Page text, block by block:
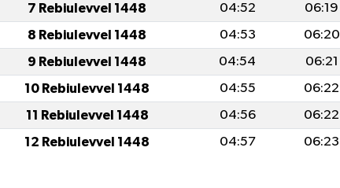
7 Rebiulevvel 1448 04:52 06:19
8 Rebiulevvel 1448 04:53 06:20
9 Rebiulevvel 1448 04:54 06:21
10 Rebiulevvel 1448 04:55 06:22
11 Rebiulevvel 1448 04:56 06:22
12 Rebiulevvel 1448 04:57 06:23